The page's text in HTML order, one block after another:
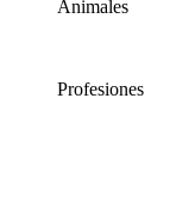
Animales
Profesiones